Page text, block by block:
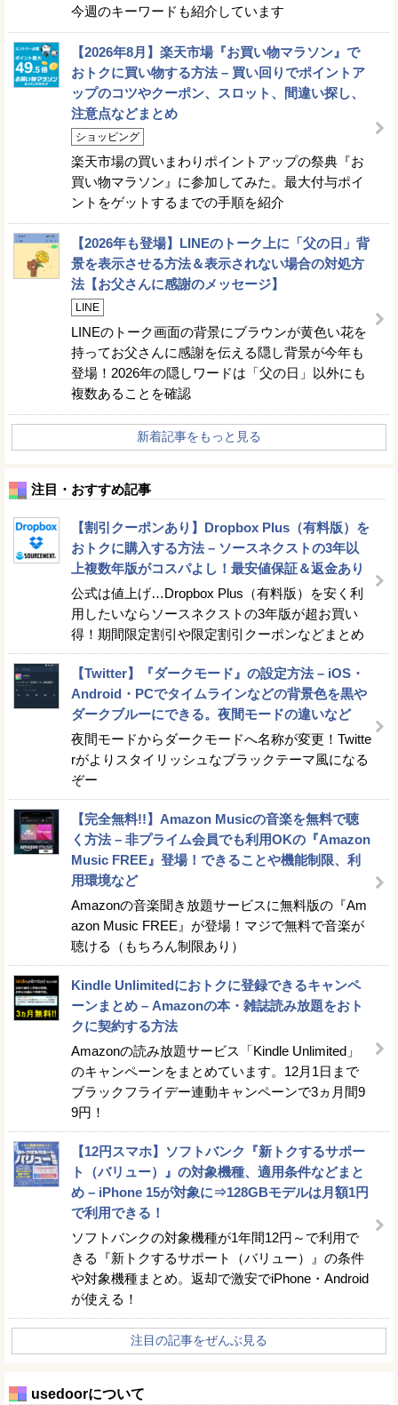
今週のキーワードも紹介しています
【2026年8月】楽天市場『お買い物マラソン』で
おトクに買い物する方法 – 買い回りでポイントア
ップのコツやクーポン、スロット、間違い探し、
注意点などまとめ
ショッピング
楽天市場の買いまわりポイントアップの祭典『お
買い物マラソン』に参加してみた。最大付与ポイ
ントをゲットするまでの手順を紹介
【2026年も登場】LINEのトーク上に「父の日」背
景を表示させる方法＆表示されない場合の対処方
法【お父さんに感謝のメッセージ】
LINE
LINEのトーク画面の背景にブラウンが黄色い花を
持ってお父さんに感謝を伝える隠し背景が今年も
登場！2026年の隠しワードは「父の日」以外にも
複数あることを確認
新着記事をもっと見る
注目・おすすめ記事
【割引クーポンあり】Dropbox Plus（有料版）を
おトクに購入する方法 – ソースネクストの3年以
上複数年版がコスパよし！最安値保証＆返金あり
公式は値上げ…Dropbox Plus（有料版）を安く利
用したいならソースネクストの3年版が超お買い
得！期間限定割引や限定割引クーポンなどまとめ
【Twitter】『ダークモード』の設定方法 – iOS・
Android・PCでタイムラインなどの背景色を黒や
ダークブルーにできる。夜間モードの違いなど
夜間モードからダークモードへ名称が変更！Twitte
rがよりスタイリッシュなブラックテーマ風になる
ぞー
【完全無料!!】Amazon Musicの音楽を無料で聴
く方法 – 非プライム会員でも利用OKの『Amazon
Music FREE』登場！できることや機能制限、利
用環境など
Amazonの音楽聞き放題サービスに無料版の『Am
azon Music FREE』が登場！マジで無料で音楽が
聴ける（もちろん制限あり）
Kindle Unlimitedにおトクに登録できるキャンペ
ーンまとめ – Amazonの本・雑誌読み放題をおト
クに契約する方法
Amazonの読み放題サービス「Kindle Unlimited」
のキャンペーンをまとめています。12月1日まで
ブラックフライデー連動キャンペーンで3ヵ月間9
9円！
【12円スマホ】ソフトバンク『新トクするサポー
ト（バリュー）』の対象機種、適用条件などまと
め – iPhone 15が対象に⇒128GBモデルは月額1円
で利用できる！
ソフトバンクの対象機種が1年間12円～で利用で
きる『新トクするサポート（バリュー）』の条件
や対象機種まとめ。返却で激安でiPhone・Android
が使える！
注目の記事をぜんぶ見る
usedoorについて